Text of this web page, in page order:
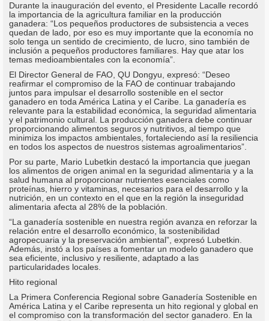
Durante la inauguración del evento, el Presidente Lacalle recordó
la importancia de la agricultura familiar en la producción
ganadera: “Los pequeños productores de subsistencia a veces
quedan de lado, por eso es muy importante que la economía no
solo tenga un sentido de crecimiento, de lucro, sino también de
inclusión a pequeños productores familiares. Hay que atar los
temas medioambientales con la economía”.
El Director General de FAO, QU Dongyu, expresó: “Deseo
reafirmar el compromiso de la FAO de continuar trabajando
juntos para impulsar el desarrollo sostenible en el sector
ganadero en toda América Latina y el Caribe. La ganadería es
relevante para la estabilidad económica, la seguridad alimentaria
y el patrimonio cultural. La producción ganadera debe continuar
proporcionando alimentos seguros y nutritivos, al tiempo que
minimiza los impactos ambientales, fortaleciendo así la resiliencia
en todos los aspectos de nuestros sistemas agroalimentarios”.
Por su parte, Mario Lubetkin destacó la importancia que juegan
los alimentos de origen animal en la seguridad alimentaria y a la
salud humana al proporcionar nutrientes esenciales como
proteínas, hierro y vitaminas, necesarios para el desarrollo y la
nutrición, en un contexto en el que en la región la inseguridad
alimentaria afecta al 28% de la población.
“La ganadería sostenible en nuestra región avanza en reforzar la
relación entre el desarrollo económico, la sostenibilidad
agropecuaria y la preservación ambiental”, expresó Lubetkin.
Además, instó a los países a fomentar un modelo ganadero que
sea eficiente, inclusivo y resiliente, adaptado a las
particularidades locales.
Hito regional
La Primera Conferencia Regional sobre Ganadería Sostenible en
América Latina y el Caribe representa un hito regional y global en
el compromiso con la transformación del sector ganadero. En la